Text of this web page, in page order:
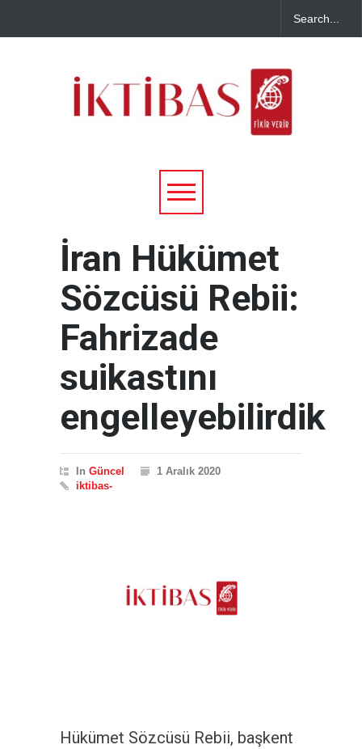
İran Hükümet
Sözcüsü Rebii:
Fahrizade
suikastını
engelleyebilirdik
In Güncel
1 Aralık 2020
iktibas-
Hükümet Sözcüsü Rebii, başkent